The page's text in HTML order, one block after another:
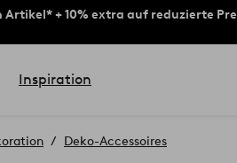
+ 10% extra auf reduzierte
Inspiration
Deko-Accessoires